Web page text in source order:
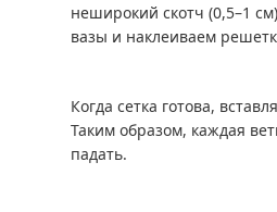
неширокий скотч (0,5–1
вазы и наклеиваем
Когда сетка готова,
Таким образом, каждая
падать.